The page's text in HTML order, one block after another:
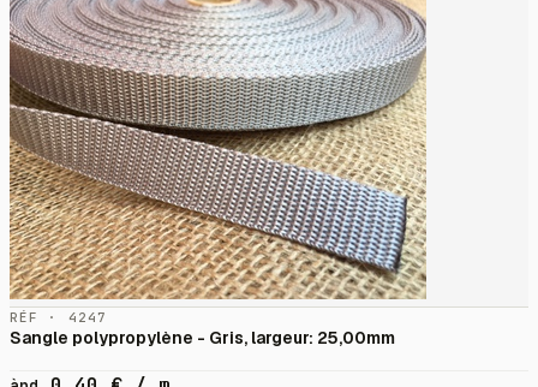
RÉF · 4247
Sangle polypropylène - Gris, largeur: 25,00mm